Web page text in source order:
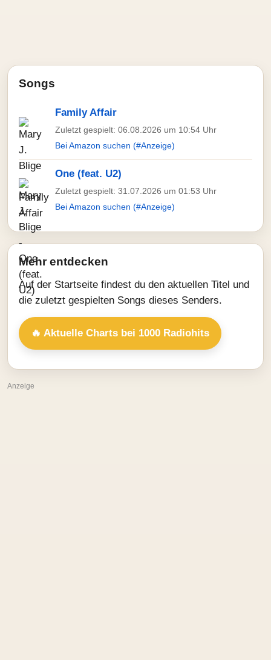
Songs
Family Affair
Zuletzt gespielt: 06.08.2026 um 10:54 Uhr
Bei Amazon suchen (#Anzeige)
One (feat. U2)
Zuletzt gespielt: 31.07.2026 um 01:53 Uhr
Bei Amazon suchen (#Anzeige)
Mehr entdecken
Auf der Startseite findest du den aktuellen Titel und
die zuletzt gespielten Songs dieses Senders.
🔥 Aktuelle Charts bei 1000 Radiohits
Anzeige